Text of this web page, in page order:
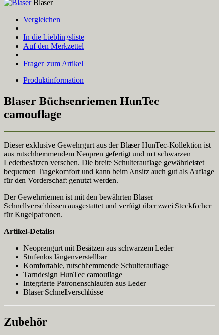
Blaser
Vergleichen
In die Lieblingsliste
Auf den Merkzettel
Fragen zum Artikel
Produktinformation
Blaser Büchsenriemen HunTec
camouflage
Dieser exklusive Gewehrgurt aus der Blaser HunTec-Kollektion ist
aus rutschhemmendem Neopren gefertigt und mit schwarzen
Lederbesätzen versehen. Die breite Schulterauflage gewährleistet
bequemen Tragekomfort und kann beim Ansitz auch gut als Auflage
für den Vorderschaft genutzt werden.
Der Gewehrriemen ist mit den bewährten Blaser
Schnellverschlüssen ausgestattet und verfügt über zwei Steckfächer
für Kugelpatronen.
Artikel-Details:
Neoprengurt mit Besätzen aus schwarzem Leder
Stufenlos längenverstellbar
Komfortable, rutschhemmende Schulterauflage
Tarndesign HunTec camouflage
Integrierte Patronenschlaufen aus Leder
Blaser Schnellverschlüsse
Zubehör